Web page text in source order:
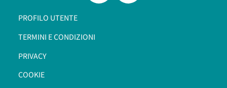
PROFILO UTENTE
TERMINI E CONDIZIONI
PRIVACY
COOKIE